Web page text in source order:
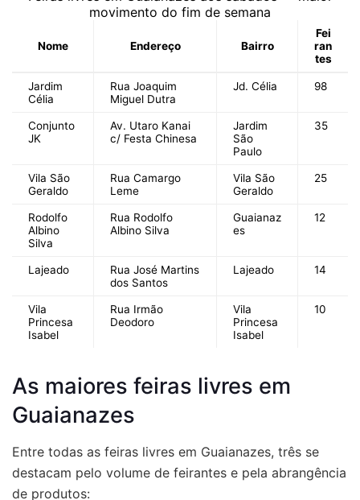
movimento do fim de semana
Nome Endereço Bairro
Fei
ran
tes
Jardim
Célia
Rua Joaquim
Miguel Dutra
Jd. Célia 98
Conjunto
JK
Av. Utaro Kanai
c/ Festa Chinesa
Jardim
São
Paulo
35
Vila São
Geraldo
Rua Camargo
Leme
Vila São
Geraldo
25
Rodolfo
Albino
Silva
Rua Rodolfo
Albino Silva
Guaianaz
es
12
Lajeado
Rua José Martins
dos Santos
Lajeado 14
Vila
Princesa
Isabel
Rua Irmão
Deodoro
Vila
Princesa
Isabel
10
As maiores feiras livres em
Guaianazes
Entre todas as feiras livres em Guaianazes, três se
destacam pelo volume de feirantes e pela abrangência
de produtos: